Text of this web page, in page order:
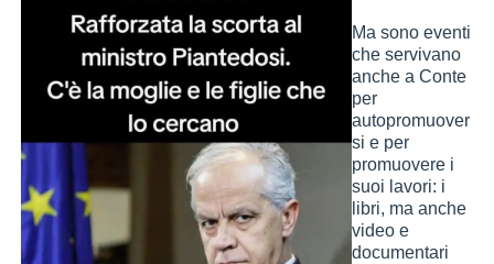
Ma sono eventi
che servivano
anche a Conte
per
autopromuover
si e per
promuovere i
suoi lavori: i
libri, ma anche
video e
documentari